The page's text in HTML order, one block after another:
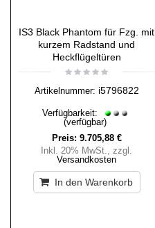
IS3 Black Phantom für Fzg. mit
kurzem Radstand und
Heckflügeltüren
Artikelnummer: i5796822
Verfügbarkeit:
(verfügbar)
Preis: 9.705,88 €
Inkl. 20% MwSt., zzgl.
Versandkosten
In den Warenkorb